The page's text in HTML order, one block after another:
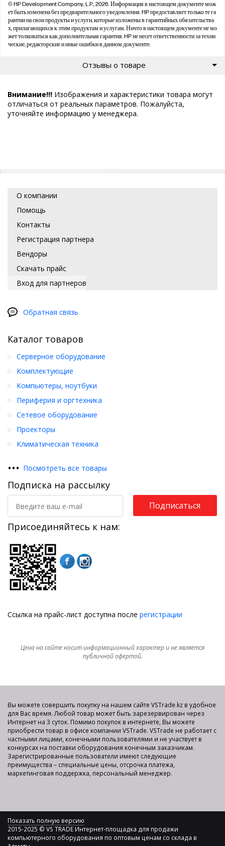
© HP Development Company, L.P., 2026. Информация в настоящем документе мож
ет быть изменена без предварительного уведомления. HP предоставляет только те га
рантии на свои продукты и услуги, которые изложены в гарантийных обязательства
х, прилагающихся к этим продуктам и услугам. Ничто в настоящем документе не мо
жет толковаться как дополнительная гарантия. HP не несет ответственности за техни
ческие, редакторские и иные ошибки в данном документе.
Отзывы о товаре
Внимание!!! Изображения и характеристики товара могут
отличаться от реальных параметров. Пожалуйста,
уточняйте информацию у менеджера.
О компании
Помощь
Контакты
Регистрация партнера
Вендоры
Скачать прайс
Вход для партнеров
Обратная связь
Каталог товаров
Серверное оборудование
Комплектующие
Компьютеры, ноутбуки
Периферия и оргтехника
Сетевое оборудование
Проекторы
Климатическая техника
••• Посмотреть все товары
Подписка на рассылку
Подписаться
Присоединяйтесь к нам:
Ссылка на прайс-лист доступна после регистрации
Цена на сайте носит информационный характер и не является
публичной офертой.
Вы можете совершить покупку на нашем сайте VSTrade.kz в удобное
для Вас время. Любой товар может быть зарезервирован через
Интернет на 3 суток. Помимо покупок в интернете, Вы можете
приобрести товар в офисе компании VSTrade. VSTrade не работает с
частными лицами, конечными пользователями и не участвует в
конкурсах на поставки оборудования конечным заказчикам.
Зарегистрированные пользователи имеют следующие
преимущества – специальные цены, отсрочка платежа,
маркетинговая поддержка, персональный менеджер.
Показать полную версию
2015-2025 © VS TRADE Интернет-площадка для продажи
компьютерного оборудования по оптовым ценам со склада в